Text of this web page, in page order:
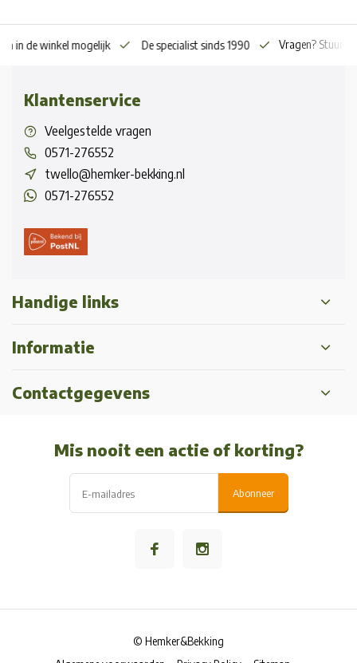
in de winkel mogelijk De specialist sinds 1990 Vragen? Stuur
Klantenservice
Veelgestelde vragen
0571-276552
twello@hemker-bekking.nl
0571-276552
Handige links
Informatie
Contactgegevens
Mis nooit een actie of korting?
Abonneer
© Hemker&Bekking